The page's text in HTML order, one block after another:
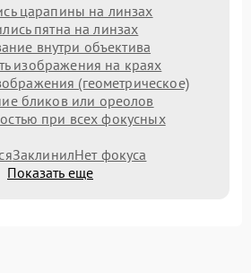
царапины на линзах
пятна на линзах
внутри объектива
изображения на краях
(геометрическое)
бликов или ореолов
при всех фокусных
ЗаклинилНет фокуса
Показать еще